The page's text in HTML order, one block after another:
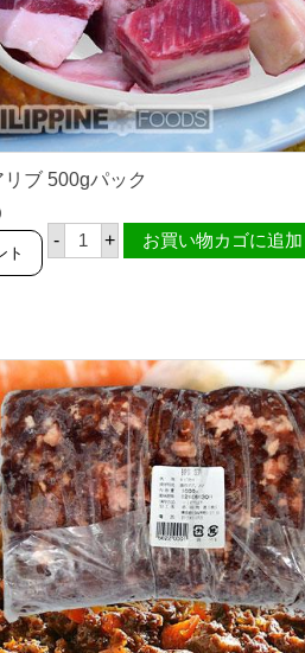
ブ 500gパック
ト
- 牛
の
5
0
0
g
パ
ッ
ク
個
+ お買い物カゴに追加